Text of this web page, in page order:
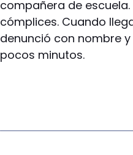
compañera de
cómplices. Cuando
denunció con nombre
pocos minutos.